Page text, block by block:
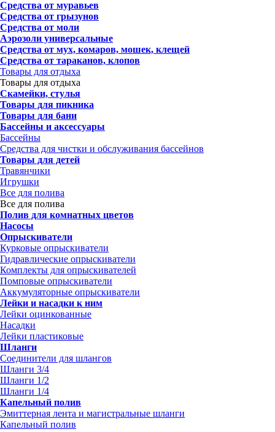
Средства от муравьев
Средства от грызунов
Средства от моли
Аэрозоли универсальные
Средства от мух, комаров, мошек, клещей
Средства от тараканов, клопов
Товары для отдыха
Товары для отдыха
Скамейки, стулья
Товары для пикника
Товары для бани
Бассейны и аксессуары
Бассейны
Средства для чистки и обслуживания бассейнов
Товары для детей
Травянчики
Игрушки
Все для полива
Все для полива
Полив для комнатных цветов
Насосы
Опрыскиватели
Курковые опрыскиватели
Гидравлические опрыскиватели
Комплекты для опрыскивателей
Помповые опрыскиватели
Аккумуляторные опрыскиватели
Лейки и насадки к ним
Лейки оцинкованные
Насадки
Лейки пластиковые
Шланги
Соединители для шлангов
Шланги 3/4
Шланги 1/2
Шланги 1/4
Капельный полив
Эмиттерная лента и магистральные шланги
Капельный полив